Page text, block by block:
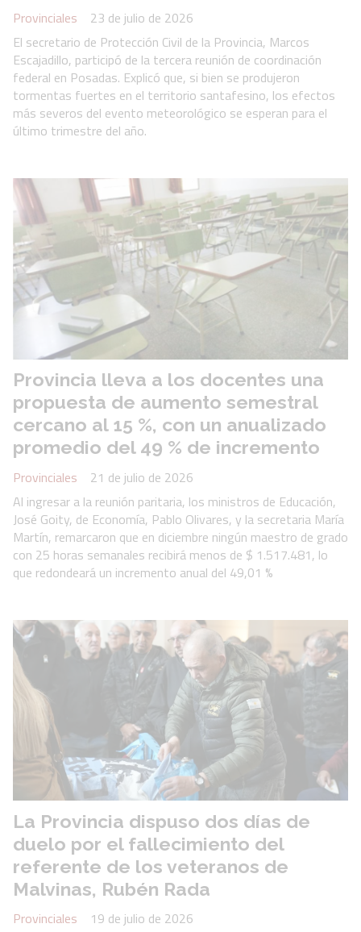
Provinciales
23 de julio de 2026
El secretario de Protección Civil de la Provincia, Marcos
Escajadillo, participó de la tercera reunión de coordinación
federal en Posadas. Explicó que, si bien se produjeron
tormentas fuertes en el territorio santafesino, los efectos
más severos del evento meteorológico se esperan para el
último trimestre del año.
Provincia lleva a los docentes una
propuesta de aumento semestral
cercano al 15 %, con un anualizado
promedio del 49 % de incremento
Provinciales
21 de julio de 2026
Al ingresar a la reunión paritaria, los ministros de Educación,
José Goity, de Economía, Pablo Olivares, y la secretaria María
Martín, remarcaron que en diciembre ningún maestro de grado
con 25 horas semanales recibirá menos de $ 1.517.481, lo
que redondeará un incremento anual del 49,01 %
La Provincia dispuso dos días de
duelo por el fallecimiento del
referente de los veteranos de
Malvinas, Rubén Rada
Provinciales
19 de julio de 2026